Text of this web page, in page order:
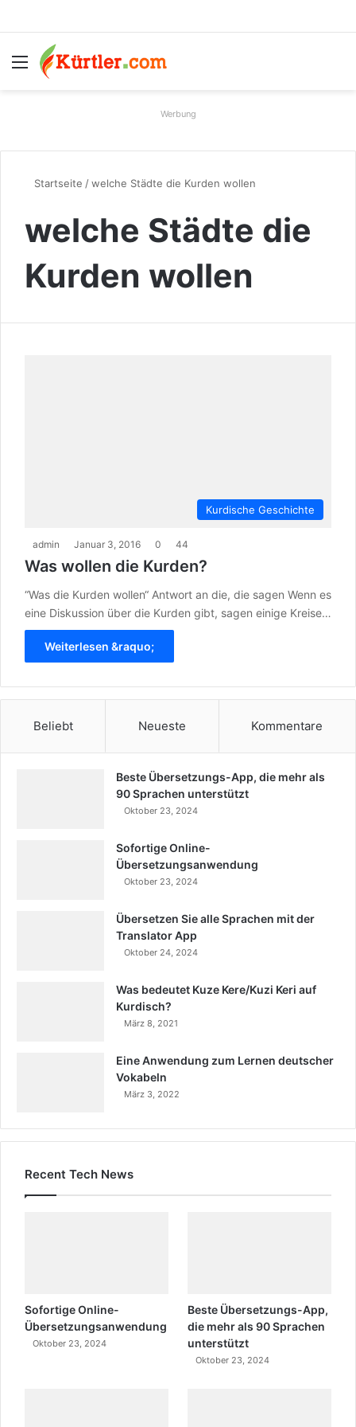
Menü
Werbung
Startseite /welche Städte die Kurden wollen
welche Städte die
Kurden wollen
Kurdische Geschichte
admin Januar 3, 2016 0 44
Was wollen die Kurden?
“Was die Kurden wollen“ Antwort an die, die sagen Wenn es
eine Diskussion über die Kurden gibt, sagen einige Kreise…
Weiterlesen &raquo;
Beliebt Neueste Kommentare
Beste Übersetzungs-App, die mehr als
90 Sprachen unterstützt
Oktober 23, 2024
Sofortige Online-
Übersetzungsanwendung
Oktober 23, 2024
Übersetzen Sie alle Sprachen mit der
Translator App
Oktober 24, 2024
Was bedeutet Kuze Kere/Kuzi Keri auf
Kurdisch?
März 8, 2021
Eine Anwendung zum Lernen deutscher
Vokabeln
März 3, 2022
Recent Tech News
Sofortige Online-
Übersetzungsanwendung
Oktober 23, 2024
Beste Übersetzungs-App,
die mehr als 90 Sprachen
unterstützt
Oktober 23, 2024